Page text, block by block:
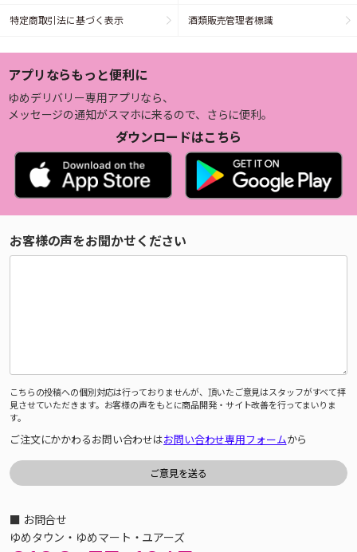
特定商取引法に基づく表示 酒類販売管理者標識
アプリならもっと便利に
ゆめデリバリー専用アプリなら、
メッセージの通知がスマホに来るので、さらに便利。
ダウンロードはこちら
お客様の声をお聞かせください
こちらの投稿への個別対応は行っておりませんが、頂いたご意見はスタッフがすべて拝
見させていただきます。お客様の声をもとに商品開発・サイト改善を行ってまいりま
す。
ご注文にかかわるお問い合わせはお問い合わせ専用フォームから
■ お問合せ
ゆめタウン・ゆめマート・ユアーズ